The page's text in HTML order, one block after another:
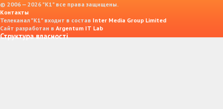
© 2006 — 2026 "K1" все права защищены.
Контакты
Телеканал "К1" входит в состав Inter Media Group Limited
Сайт разработан в Argentum IT Lab
Структура власності